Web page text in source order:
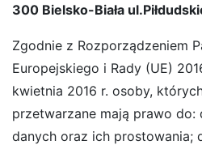
300 Bielsko-Biała
Zgodnie z Rozporządzeniem
Europejskiego i Rady (UE)
kwietnia 2016 r. osoby,
przetwarzane mają prawo do:
danych oraz ich prostowania;